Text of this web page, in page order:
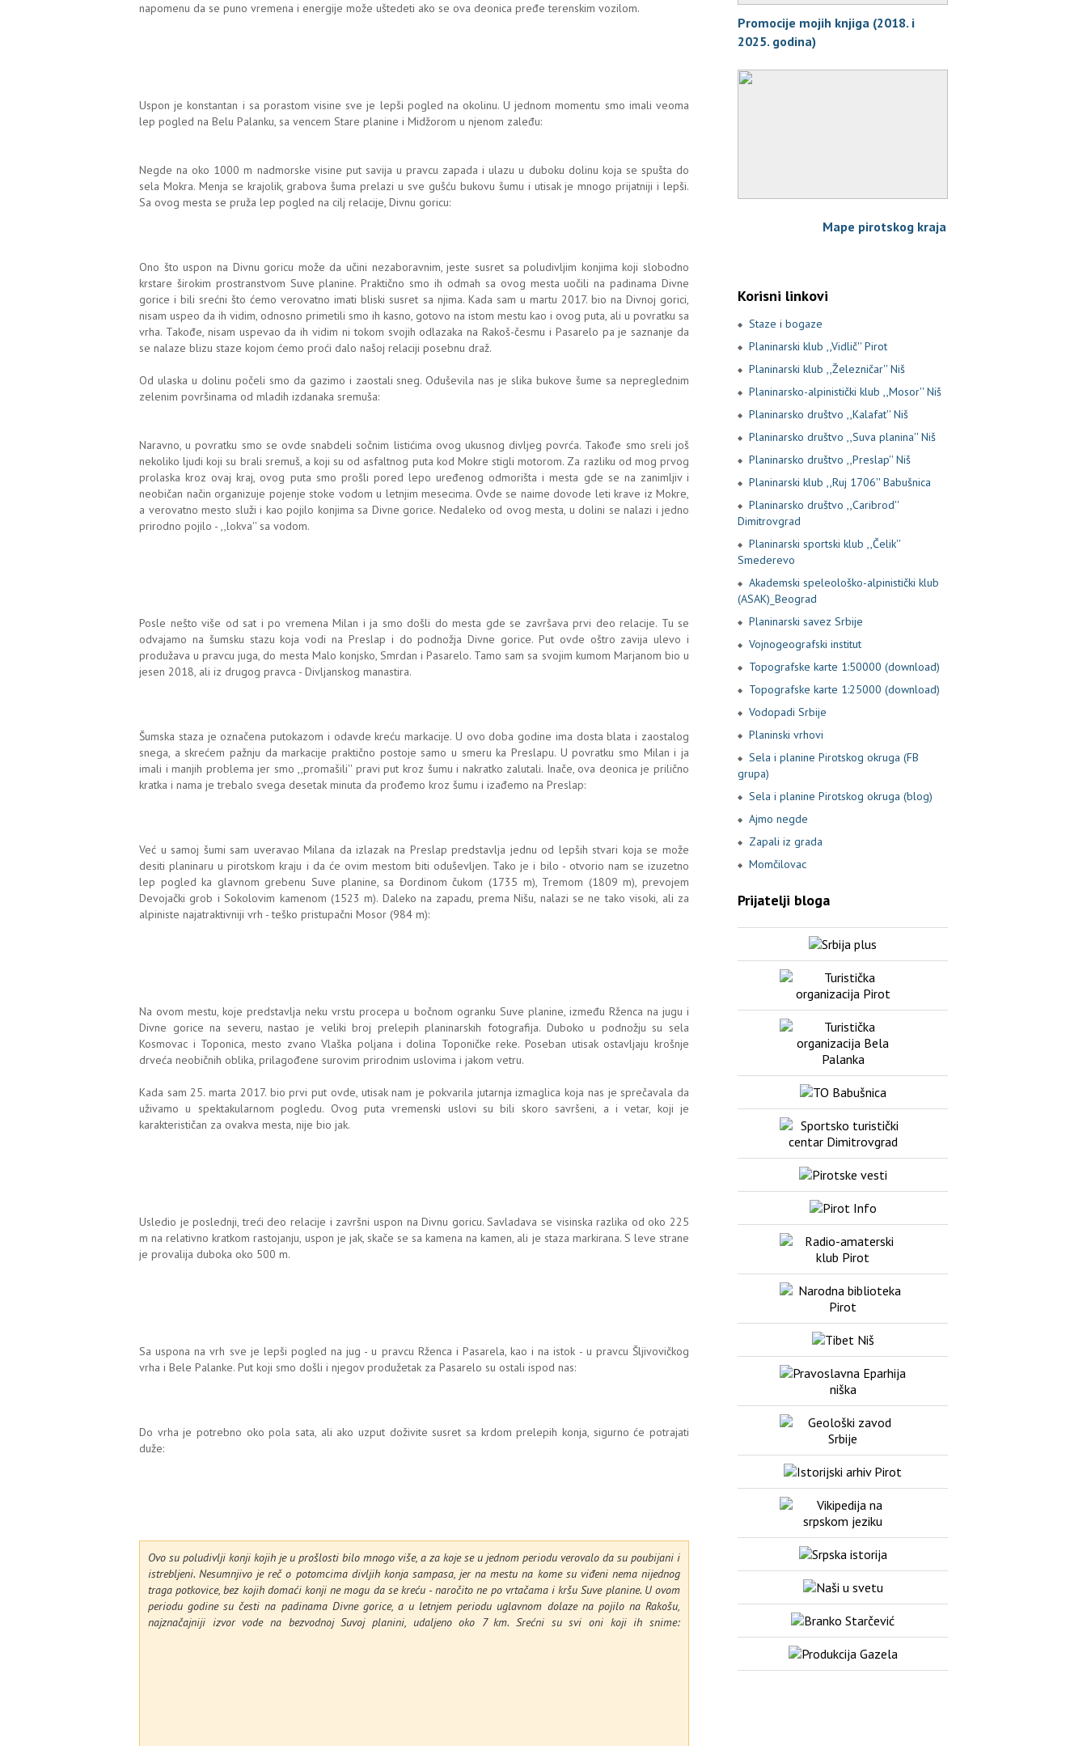
napomenu da se puno vremena i energije može uštedeti ako se ova deonica pređe terenskim vozilom.
Uspon je konstantan i sa porastom visine sve je lepši pogled na okolinu. U jednom momentu smo imali veoma
lep pogled na Belu Palanku, sa vencem Stare planine i Midžorom u njenom zaleđu:
Negde na oko 1000 m nadmorske visine put savija u pravcu zapada i ulazu u duboku dolinu koja se spušta do
sela Mokra. Menja se krajolik, grabova šuma prelazi u sve gušću bukovu šumu i utisak je mnogo prijatniji i lepši.
Sa ovog mesta se pruža lep pogled na cilj relacije, Divnu goricu:
Ono što uspon na Divnu goricu može da učini nezaboravnim, jeste susret sa poludivljim konjima koji slobodno
krstare širokim prostranstvom Suve planine. Praktično smo ih odmah sa ovog mesta uočili na padinama Divne
gorice i bili srećni što ćemo verovatno imati bliski susret sa njima. Kada sam u martu 2017. bio na Divnoj gorici,
nisam uspeo da ih vidim, odnosno primetili smo ih kasno, gotovo na istom mestu kao i ovog puta, ali u povratku sa
vrha. Takođe, nisam uspevao da ih vidim ni tokom svojih odlazaka na Rakoš-česmu i Pasarelo pa je saznanje da
se nalaze blizu staze kojom ćemo proći dalo našoj relaciji posebnu draž.
Od ulaska u dolinu počeli smo da gazimo i zaostali sneg. Oduševila nas je slika bukove šume sa nepreglednim
zelenim površinama od mladih izdanaka sremuša:
Naravno, u povratku smo se ovde snabdeli sočnim listićima ovog ukusnog divljeg povrća. Takođe smo sreli još
nekoliko ljudi koji su brali sremuš, a koji su od asfaltnog puta kod Mokre stigli motorom. Za razliku od mog prvog
prolaska kroz ovaj kraj, ovog puta smo prošli pored lepo uređenog odmorišta i mesta gde se na zanimljiv i
neobičan način organizuje pojenje stoke vodom u letnjim mesecima. Ovde se naime dovode leti krave iz Mokre,
a verovatno mesto služi i kao pojilo konjima sa Divne gorice. Nedaleko od ovog mesta, u dolini se nalazi i jedno
prirodno pojilo - ,,lokva'' sa vodom.
Posle nešto više od sat i po vremena Milan i ja smo došli do mesta gde se završava prvi deo relacije. Tu se
odvajamo na šumsku stazu koja vodi na Preslap i do podnožja Divne gorice. Put ovde oštro zavija ulevo i
produžava u pravcu juga, do mesta Malo konjsko, Smrdan i Pasarelo. Tamo sam sa svojim kumom Marjanom bio u
jesen 2018, ali iz drugog pravca - Divljanskog manastira.
Šumska staza je označena putokazom i odavde kreću markacije. U ovo doba godine ima dosta blata i zaostalog
snega, a skrećem pažnju da markacije praktično postoje samo u smeru ka Preslapu. U povratku smo Milan i ja
imali i manjih problema jer smo ,,promašili'' pravi put kroz šumu i nakratko zalutali. Inače, ova deonica je prilično
kratka i nama je trebalo svega desetak minuta da prođemo kroz šumu i izađemo na Preslap:
Već u samoj šumi sam uveravao Milana da izlazak na Preslap predstavlja jednu od lepših stvari koja se može
desiti planinaru u pirotskom kraju i da će ovim mestom biti oduševljen. Tako je i bilo - otvorio nam se izuzetno
lep pogled ka glavnom grebenu Suve planine, sa Đordinom čukom (1735 m), Tremom (1809 m), prevojem
Devojački grob i Sokolovim kamenom (1523 m). Daleko na zapadu, prema Nišu, nalazi se ne tako visoki, ali za
alpiniste najatraktivniji vrh - teško pristupačni Mosor (984 m):
Na ovom mestu, koje predstavlja neku vrstu procepa u bočnom ogranku Suve planine, između Rženca na jugu i
Divne gorice na severu, nastao je veliki broj prelepih planinarskih fotografija. Duboko u podnožju su sela
Kosmovac i Toponica, mesto zvano Vlaška poljana i dolina Toponičke reke. Poseban utisak ostavljaju krošnje
drveća neobičnih oblika, prilagođene surovim prirodnim uslovima i jakom vetru.
Kada sam 25. marta 2017. bio prvi put ovde, utisak nam je pokvarila jutarnja izmaglica koja nas je sprečavala da
uživamo u spektakularnom pogledu. Ovog puta vremenski uslovi su bili skoro savršeni, a i vetar, koji je
karakterističan za ovakva mesta, nije bio jak.
Usledio je poslednji, treći deo relacije i završni uspon na Divnu goricu. Savladava se visinska razlika od oko 225
m na relativno kratkom rastojanju, uspon je jak, skače se sa kamena na kamen, ali je staza markirana. S leve strane
je provalija duboka oko 500 m.
Sa uspona na vrh sve je lepši pogled na jug - u pravcu Rženca i Pasarela, kao i na istok - u pravcu Šljivovičkog
vrha i Bele Palanke. Put koji smo došli i njegov produžetak za Pasarelo su ostali ispod nas:
Do vrha je potrebno oko pola sata, ali ako uzput doživite susret sa krdom prelepih konja, sigurno će potrajati
duže:
Ovo su poludivlji konji kojih je u prošlosti bilo mnogo više, a za koje se u jednom periodu verovalo da su poubijani i
istrebljeni. Nesumnjivo je reč o potomcima divljih konja sampasa, jer na mestu na kome su viđeni nema nijednog
traga potkovice, bez kojih domaći konji ne mogu da se kreću - naročito ne po vrtačama i kršu Suve planine. U ovom
periodu godine su česti na padinama Divne gorice, a u letnjem periodu uglavnom dolaze na pojilo na Rakošu,
najznačajniji izvor vode na bezvodnoj Suvoj planini, udaljeno oko 7 km. Srećni su svi oni koji ih snime:
Promocije mojih knjiga (2018. i
2025. godina)
Mape pirotskog kraja
Korisni linkovi
Staze i bogaze
Planinarski klub ,,Vidlič'' Pirot
Planinarski klub ,,Železničar'' Niš
Planinarsko-alpinistički klub ,,Mosor'' Niš
Planinarsko društvo ,,Kalafat'' Niš
Planinarsko društvo ,,Suva planina'' Niš
Planinarsko društvo ,,Preslap'' Niš
Planinarski klub ,,Ruj 1706'' Babušnica
Planinarsko društvo ,,Caribrod''
Dimitrovgrad
Planinarski sportski klub ,,Čelik''
Smederevo
Akademski speleološko-alpinistički klub
(ASAK)_Beograd
Planinarski savez Srbije
Vojnogeografski institut
Topografske karte 1:50000 (download)
Topografske karte 1:25000 (download)
Vodopadi Srbije
Planinski vrhovi
Sela i planine Pirotskog okruga (FB
grupa)
Sela i planine Pirotskog okruga (blog)
Ajmo negde
Zapali iz grada
Momčilovac
Prijatelji bloga